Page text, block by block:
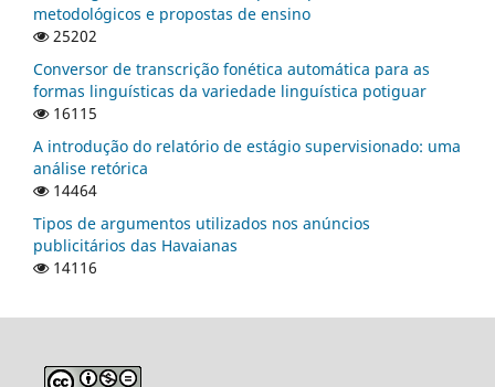
metodológicos e propostas de ensino
25202
Conversor de transcrição fonética automática para as
formas linguísticas da variedade linguística potiguar
16115
A introdução do relatório de estágio supervisionado: uma
análise retórica
14464
Tipos de argumentos utilizados nos anúncios
publicitários das Havaianas
14116